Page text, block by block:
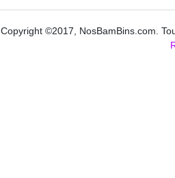
Copyright ©2017, NosBamBins.com.